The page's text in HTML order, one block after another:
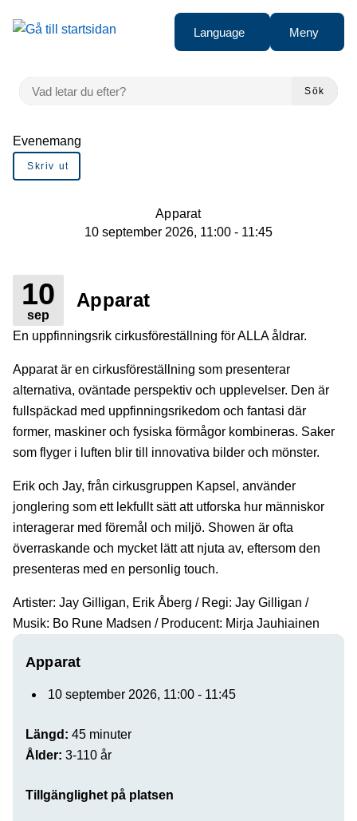
Gå till innehåll
Language Meny
VAD LETAR DU EFTER?
Sök
Du är här:
Evenemang
Skriv ut
Apparat
10 september 2026, 11:00 - 11:45
10
sep
Apparat
En uppfinningsrik cirkusföreställning för ALLA åldrar.
Apparat är en cirkusföreställning som presenterar
alternativa, oväntade perspektiv och upplevelser. Den är
fullspäckad med uppfinningsrikedom och fantasi där
former, maskiner och fysiska förmågor kombineras. Saker
som flyger i luften blir till innovativa bilder och mönster.
Erik och Jay, från cirkusgruppen Kapsel, använder
jonglering som ett lekfullt sätt att utforska hur människor
interagerar med föremål och miljö. Showen är ofta
överraskande och mycket lätt att njuta av, eftersom den
presenteras med en personlig touch.
Artister: Jay Gilligan, Erik Åberg / Regi: Jay Gilligan /
Musik: Bo Rune Madsen / Producent: Mirja Jauhiainen
Apparat
10 september 2026, 11:00 - 11:45
Längd: 45 minuter
Ålder: 3-110 år
Tillgänglighet på platsen